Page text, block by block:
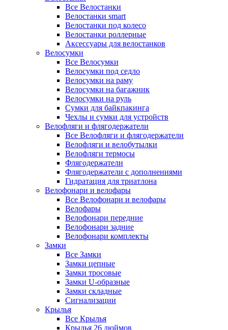
Все Велостанки
Велостанки smart
Велостанки под колесо
Велостанки роллерные
Аксессуары для велостанков
Велосумки
Все Велосумки
Велосумки под седло
Велосумки на раму
Велосумки на багажник
Велосумки на руль
Сумки для байкпакинга
Чехлы и сумки для устройств
Велофляги и флягодержатели
Все Велофляги и флягодержатели
Велофляги и велобутылки
Велофляги термосы
Флягодержатели
Флягодержатели с дополнениями
Гидратация для триатлона
Велофонари и велофары
Все Велофонари и велофары
Велофары
Велофонари передние
Велофонари задние
Велофонари комплекты
Замки
Все Замки
Замки цепные
Замки тросовые
Замки U-образные
Замки складные
Сигнализации
Крылья
Все Крылья
Крылья 26 дюймов